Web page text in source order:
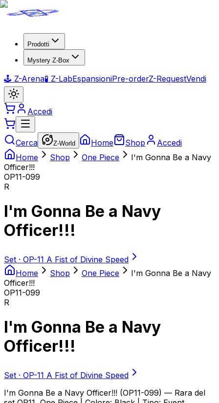
Prodotti
Mystery Z-Box
🕹️ Z-Arena🧪 Z-LabEspansioniPre-orderZ-RequestVendi
Accedi
Cerca Z-World Home Shop
Accedi
Home
Shop One Piece
I'm Gonna Be a Navy
Officer!!!
OP11-099
R
I'm Gonna Be a Navy
Officer!!!
Set · OP-11 A Fist of Divine Speed
Home
Shop One Piece
I'm Gonna Be a Navy
Officer!!!
OP11-099
R
I'm Gonna Be a Navy
Officer!!!
Set · OP-11 A Fist of Divine Speed
I'm Gonna Be a Navy Officer!!! (OP11-099) — Rara del